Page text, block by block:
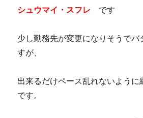
シュウマイ・スフレ です
少し勤務先が変更になりそうでバ
すが、
出来るだけペース乱れないように
です。